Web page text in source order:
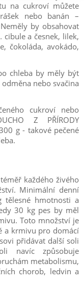
na cukroví můžete
nebo banán –
by obsahovat
cibule a česnek, lilek,
čokoláda, avokádo,
chleba by měly být
nebo svačina
cukroví nebo
Z PŘÍRODY
g - takové pečené
každého živého
Minimální denní
hmotnosti a
30 kg pes by měl
Toto množství je
a krmivu pro domácí
přidávat další soli
navíc způsobuje
metabolismu,
chorob, ledvin a